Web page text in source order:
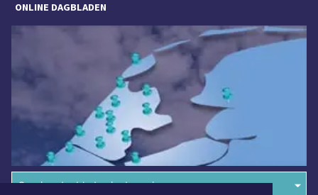
ONLINE DAGBLADEN
Overige dagbladen in de regio